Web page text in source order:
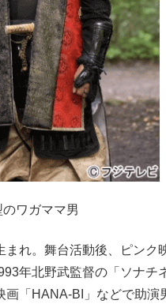
ワガママ男
れ。舞台活動後、ピンク
年北野武監督の「ソナチ
画「HANA-BI」などで助演